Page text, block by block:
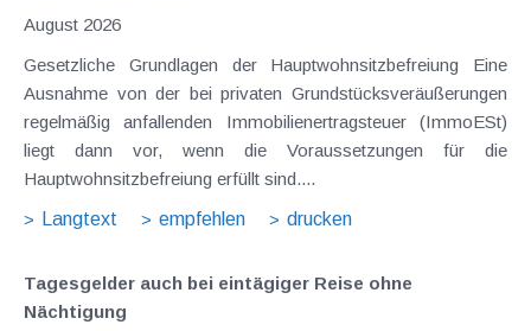
August 2026
Gesetzliche Grundlagen der Hauptwohnsitzbefreiung Eine
Ausnahme von der bei privaten Grundstücksveräußerungen
regelmäßig anfallenden Immobilienertragsteuer (ImmoESt)
liegt dann vor, wenn die Voraussetzungen für die
Hauptwohnsitzbefreiung erfüllt sind....
Langtext
empfehlen drucken
Tagesgelder auch bei eintägiger Reise ohne
Nächtigung